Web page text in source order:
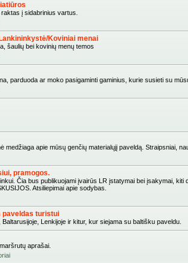
į sidabrinius vartus.
Koviniai menai
šaulių bei kovinių menų temos
parduoda ar moko pasigaminti gaminius, kurie susieti su
medžiaga apie mūsų genčių materialųjį paveldą. Straipsniai,
pramogos.
Čia bus publikuojami įvairūs LR įstatymai bei įsakymai,
Atsiliepimai apie sodybas.
paveldas turistui
Lenkijoje ir kitur, kur siejama su baltišku paveldu.
aprašai.